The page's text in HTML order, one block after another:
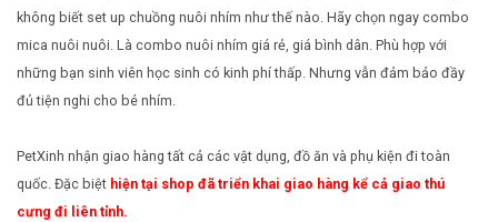
Mica
Wheel
không biết set up chuồng nuôi nhím như thế nào. Hãy chọn ngay combo
mica nuôi nuôi. Là combo nuôi nhím giá rẻ, giá bình dân. Phù hợp với
những bạn sinh viên học sinh có kinh phí thấp. Nhưng vẫn đảm bảo đầy
đủ tiện nghi cho bé nhím.
PetXinh nhận giao hàng tất cả các vật dụng, đồ ăn và phụ kiện đi toàn
quốc. Đặc biệt hiện tại shop đã triển khai giao hàng kể cả giao thú
cưng đi liên tỉnh.